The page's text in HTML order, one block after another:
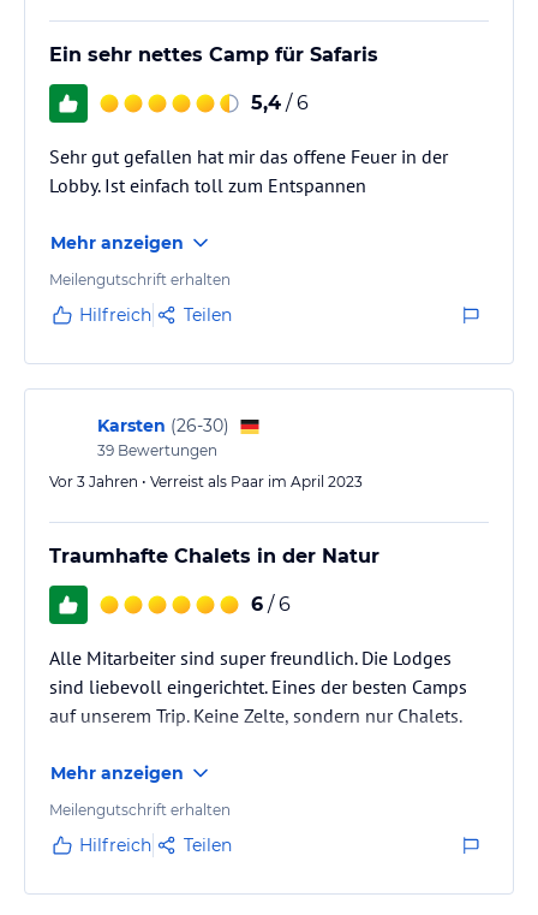
Ein sehr nettes Camp für Safaris
5,4 / 6
Sehr gut gefallen hat mir das offene Feuer in der
Lobby. Ist einfach toll zum Entspannen
Mehr anzeigen
Meilengutschrift erhalten
Hilfreich Teilen
Karsten (26-30)
39 Bewertungen
Vor 3 Jahren • Verreist als Paar im April 2023
Traumhafte Chalets in der Natur
6 / 6
Alle Mitarbeiter sind super freundlich. Die Lodges
sind liebevoll eingerichtet. Eines der besten Camps
auf unserem Trip. Keine Zelte, sondern nur Chalets.
Mehr anzeigen
Meilengutschrift erhalten
Hilfreich Teilen